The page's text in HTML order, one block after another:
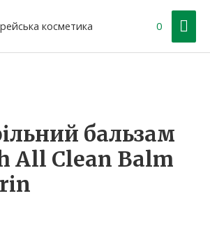
косметика 0
бальзам
All Clean Balm